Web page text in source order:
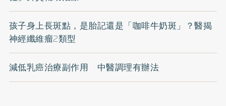
孩子身上長斑點，是胎記還是「咖啡牛奶斑」？醫揭
神經纖維瘤2類型
減低乳癌治療副作用 中醫調理有辦法